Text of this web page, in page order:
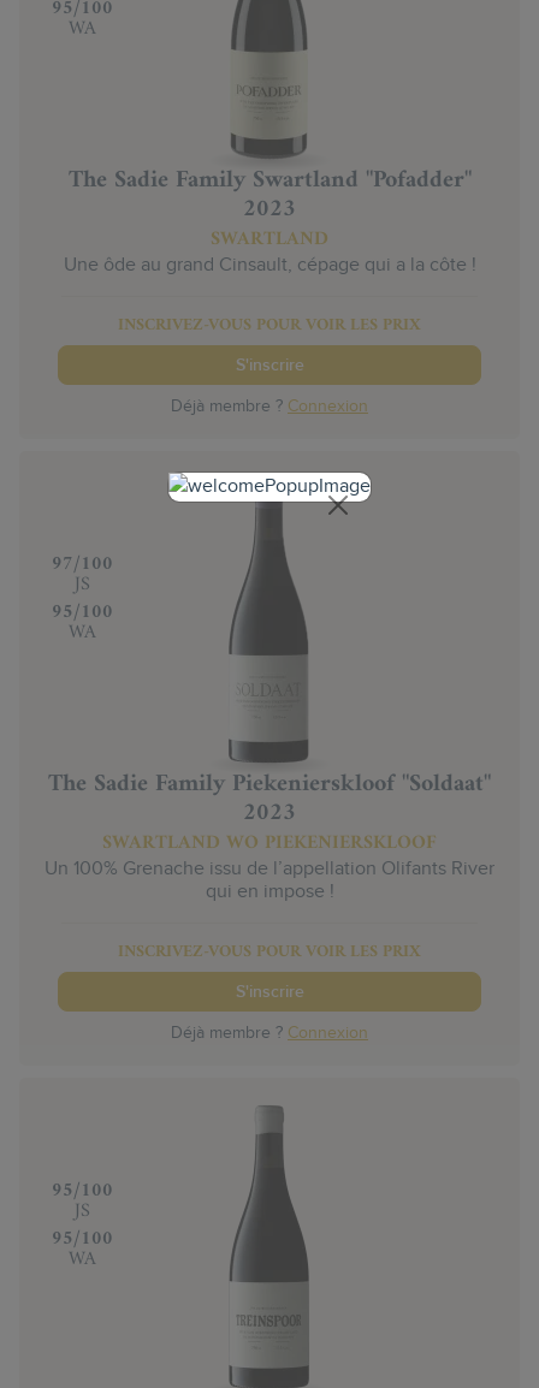
‍95/100
WA
The Sadie Family Swartland "Pofadder"
2023
SWARTLAND
Une ôde au grand Cinsault, cépage qui a la côte !
INSCRIVEZ-VOUS POUR VOIR LES PRIX
S'inscrire
Déjà membre ? Connexion
‍97/100
JS
‍95/100
WA
The Sadie Family Piekenierskloof "Soldaat"
2023
SWARTLAND WO PIEKENIERSKLOOF
Un 100% Grenache issu de l’appellation Olifants River
qui en impose !
INSCRIVEZ-VOUS POUR VOIR LES PRIX
S'inscrire
Déjà membre ? Connexion
‍95/100
JS
‍95/100
WA